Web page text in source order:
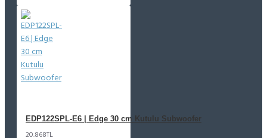
EDP122SPL-E6 | Edge 30 cm Kutulu Subwoofer
20.868TL